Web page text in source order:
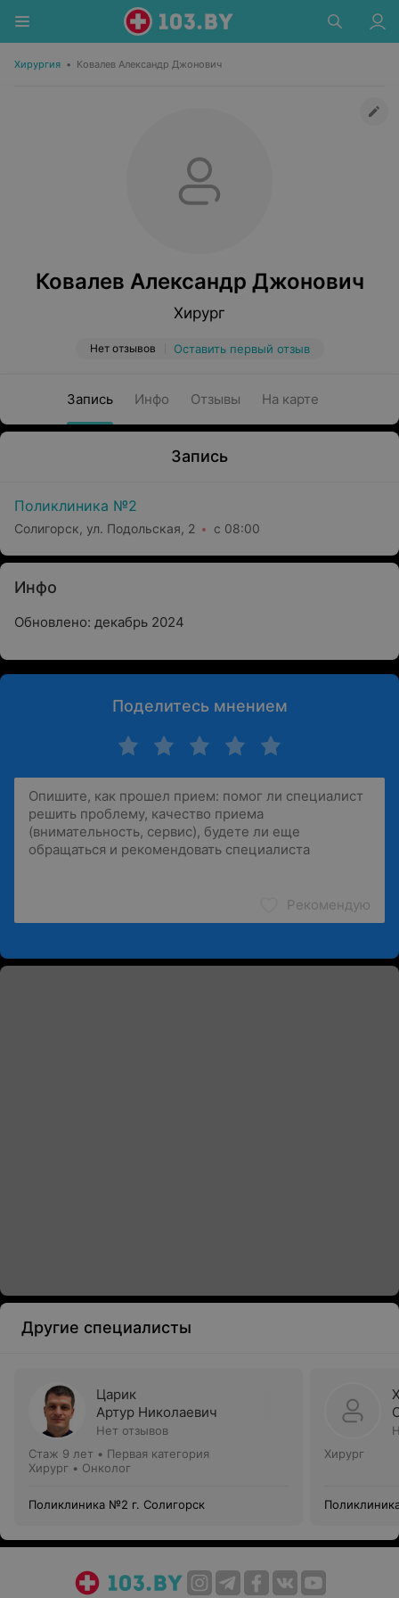
Хирургия • Ковалев Александр Джонович
Ковалев Александр Джонович
Хирург
Нет отзывов Оставить первый отзыв
Запись Инфо Отзывы На карте
Запись
Поликлиника №2
Солигорск, ул. Подольская, 2 с 08:00
Инфо
Обновлено: декабрь 2024
Поделитесь мнением
Рекомендую
Другие специалисты
Царик
Артур Николаевич
Нет отзывов
Стаж 9 лет • Первая категория
Хирург • Онколог
Поликлиника №2 г. Солигорск
Хирург